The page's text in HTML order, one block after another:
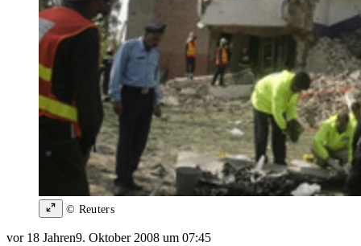
© Reuters
vor 18 Jahren9. Oktober 2008 um 07:45